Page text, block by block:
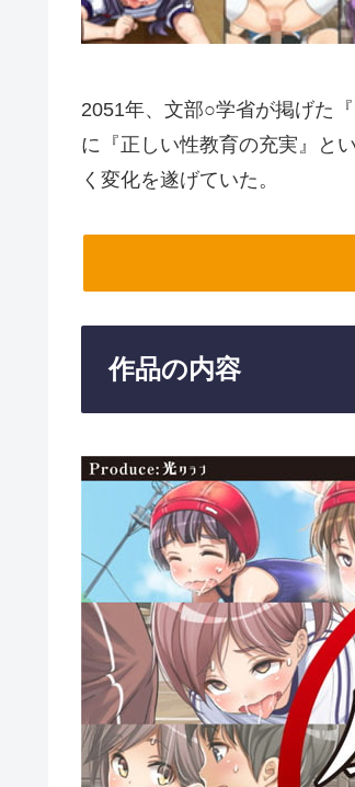
2051年、文部○学省が掲げた
に『正しい性教育の充実』と
く変化を遂げていた。
作品の内容